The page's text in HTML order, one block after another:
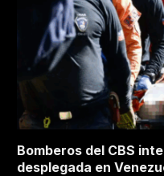
Bomberos del CBS
desplegada en